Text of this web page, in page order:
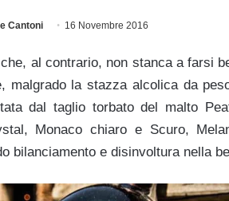
Cantoni 16 Novembre 2016
al contrario, non stanca a farsi
malgrado la stazza alcolica da
dal taglio torbato del malto
Monaco chiaro e Scuro,
bilanciamento e disinvoltura nella